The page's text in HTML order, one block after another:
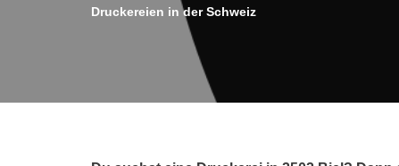
Druckereien in der Schweiz